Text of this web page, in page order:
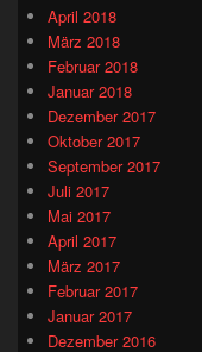
April 2018
März 2018
Februar 2018
Januar 2018
Dezember 2017
Oktober 2017
September 2017
Juli 2017
Mai 2017
April 2017
März 2017
Februar 2017
Januar 2017
Dezember 2016